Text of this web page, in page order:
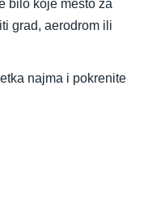
bilo koje mesto za
grad, aerodrom ili
najma i pokrenite